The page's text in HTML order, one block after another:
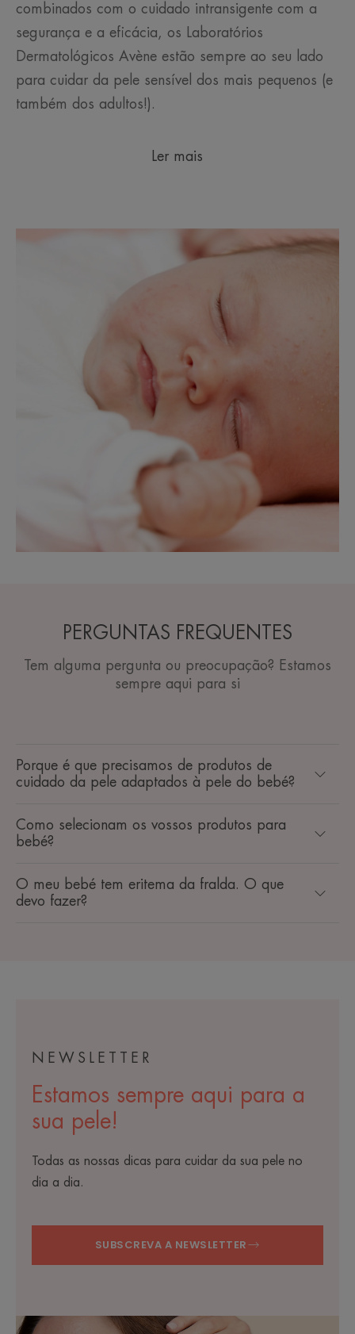
combinados com o cuidado intransigente com a
segurança e a eficácia, os Laboratórios
Dermatológicos Avène estão sempre ao seu lado
para cuidar da pele sensível dos mais pequenos (e
também dos adultos!).
Ler mais
PERGUNTAS FREQUENTES
Tem alguma pergunta ou preocupação? Estamos
sempre aqui para si
Porque é que precisamos de produtos de
cuidado da pele adaptados à pele do bebé?
Como selecionam os vossos produtos para
bebé?
O meu bebé tem eritema da fralda. O que
devo fazer?
NEWSLETTER
Estamos sempre aqui para a
sua pele!
Todas as nossas dicas para cuidar da sua pele no
dia a dia.
SUBSCREVA A NEWSLETTER